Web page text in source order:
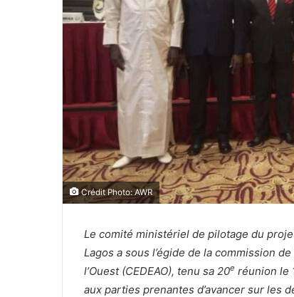
Crédit Photo: AWR
Le comité ministériel de pilotage du
Lagos a sous l’égide de la commission
l’Ouest (CEDEAO), tenu sa 20e réunion le
aux parties prenantes d’avancer sur les